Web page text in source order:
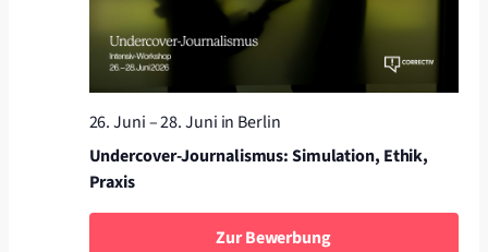
26. Juni–28. Juni in Berlin
Undercover-Journalismus: Simulation, Ethik,
Praxis
Zur Bewerbung